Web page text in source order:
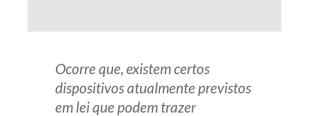
Ocorre que, existem certos
dispositivos atualmente previstos
em lei que podem trazer